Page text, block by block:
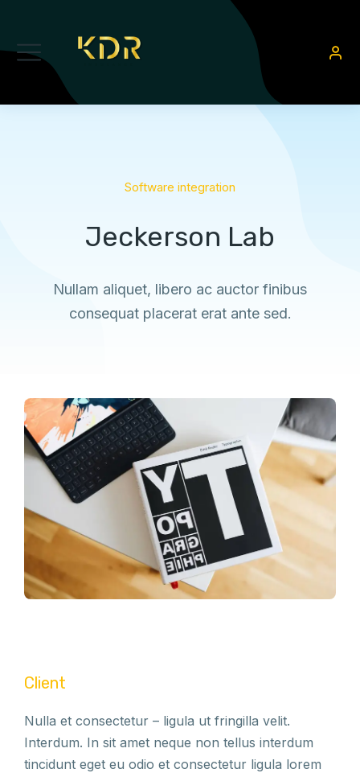
Software integration
Jeckerson Lab
Nullam aliquet, libero ac auctor finibus
consequat placerat erat ante sed.
Client
Nulla et consectetur – ligula ut fringilla velit.
Interdum. In sit amet neque non tellus interdum
tincidunt eget eu odio et consectetur ligula lorem